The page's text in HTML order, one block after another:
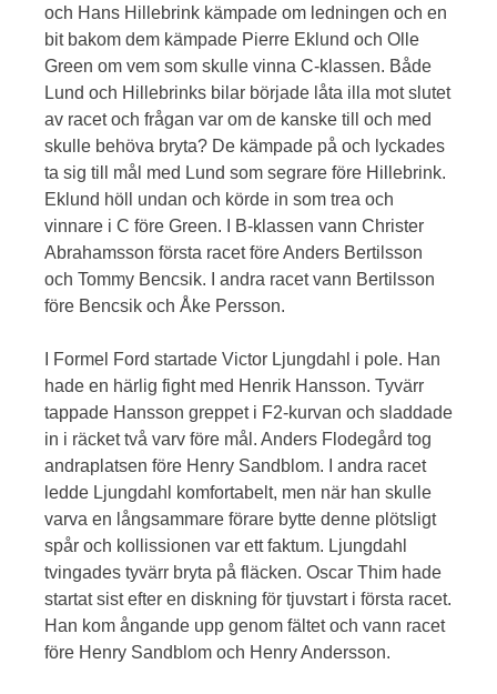
och Hans Hillebrink kämpade om ledningen och en
bit bakom dem kämpade Pierre Eklund och Olle
Green om vem som skulle vinna C-klassen. Både
Lund och Hillebrinks bilar började låta illa mot slutet
av racet och frågan var om de kanske till och med
skulle behöva bryta? De kämpade på och lyckades
ta sig till mål med Lund som segrare före Hillebrink.
Eklund höll undan och körde in som trea och
vinnare i C före Green. I B-klassen vann Christer
Abrahamsson första racet före Anders Bertilsson
och Tommy Bencsik. I andra racet vann Bertilsson
före Bencsik och Åke Persson.
I Formel Ford startade Victor Ljungdahl i pole. Han
hade en härlig fight med Henrik Hansson. Tyvärr
tappade Hansson greppet i F2-kurvan och sladdade
in i räcket två varv före mål. Anders Flodegård tog
andraplatsen före Henry Sandblom. I andra racet
ledde Ljungdahl komfortabelt, men när han skulle
varva en långsammare förare bytte denne plötsligt
spår och kollissionen var ett faktum. Ljungdahl
tvingades tyvärr bryta på fläcken. Oscar Thim hade
startat sist efter en diskning för tjuvstart i första racet.
Han kom ångande upp genom fältet och vann racet
före Henry Sandblom och Henry Andersson.